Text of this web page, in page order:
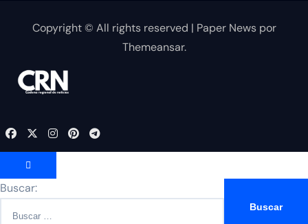
Copyright © All rights reserved | Paper Newspor
Themeansar.
Buscar: